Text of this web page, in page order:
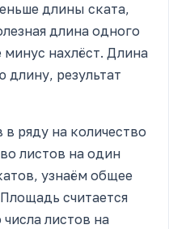
длины ската,
длина одного
нахлёст. Длина
длину, результат
ряду на количество
листов на один
узнаём общее
считается
листов на